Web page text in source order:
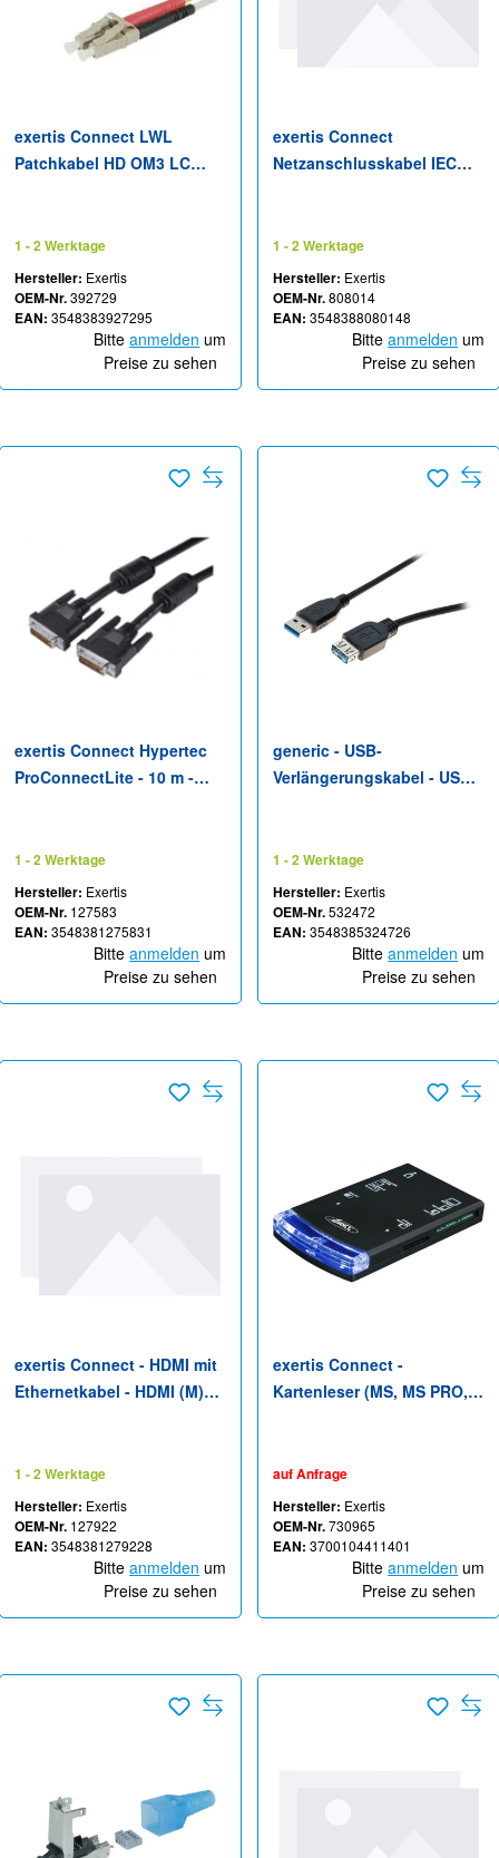
exertis Connect LWL
Patchkabel HD OM3 LC
1 - 2 Werktage
Hersteller: Exertis
OEM-Nr.392729
EAN: 3548383927295
Bitteanmelden um
Preise zu sehen
exertis Connect
Netzanschlusskabel IEC
1 - 2 Werktage
Hersteller: Exertis
OEM-Nr.808014
EAN: 3548388080148
Bitteanmelden um
Preise zu sehen
exertis Connect Hypertec
ProConnectLite - 10 m -
1 - 2 Werktage
Hersteller: Exertis
OEM-Nr. 127583
EAN: 3548381275831
Bitteanmelden um
Preise zu sehen
generic - USB-
Verlängerungskabel - USB
1 - 2 Werktage
Hersteller: Exertis
OEM-Nr.532472
EAN: 3548385324726
Bitteanmelden um
Preise zu sehen
exertis Connect - HDMI mit
Ethernetkabel - HDMI (M)
1 - 2 Werktage
Hersteller: Exertis
OEM-Nr. 127922
EAN: 3548381279228
Bitteanmelden um
Preise zu sehen
exertis Connect -
Kartenleser (MS, MS PRO,
Karte, MS Micro) - USB 2.0
auf Anfrage
Hersteller: Exertis
OEM-Nr.730965
EAN: 3700104411401
Bitteanmelden um
Preise zu sehen